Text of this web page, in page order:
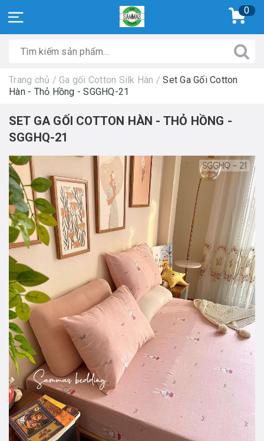
0
Trang chủ / Ga gối Cotton Silk Hàn /Set Ga Gối Cotton
Hàn - Thỏ Hồng - SGGHQ-21
SET GA GỐI COTTON HÀN - THỎ HỒNG -
SGGHQ-21